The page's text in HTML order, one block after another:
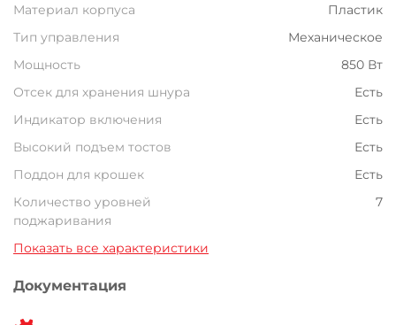
Материал корпуса
Пластик
Тип управления
Механическое
Мощность
850 Вт
Отсек для хранения шнура
Есть
Индикатор включения
Есть
Высокий подъем тостов
Есть
Поддон для крошек
Есть
Количество уровней
поджаривания
7
Показать все характеристики
Документация